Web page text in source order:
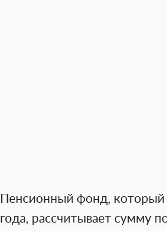
Пенсионный фонд, который
года, рассчитывает сумму